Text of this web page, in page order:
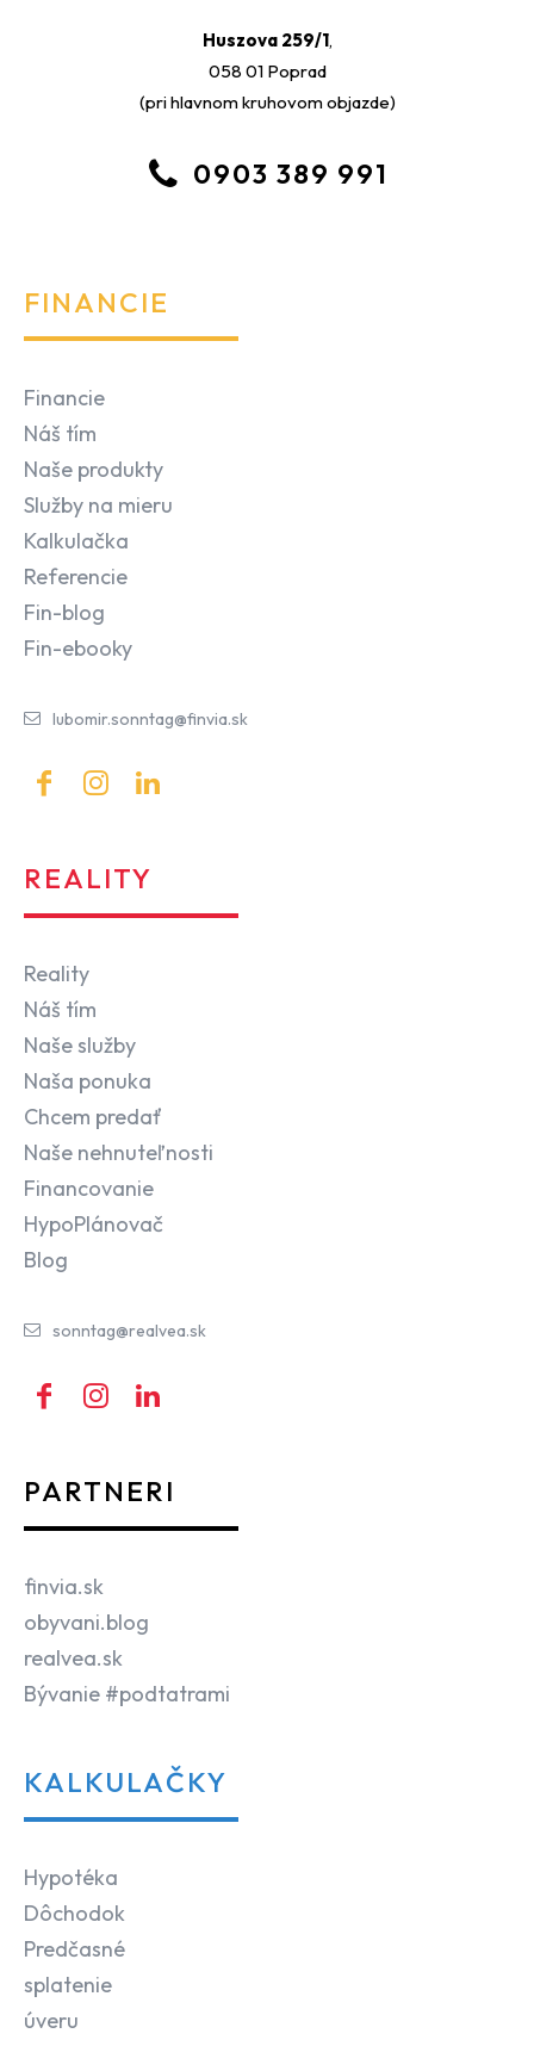
Huszova 259/1,
058 01 Poprad
(pri hlavnom kruhovom objazde)
0903 389 991
FINANCIE
Financie
Náš tím
Naše produkty
Služby na mieru
Kalkulačka
Referencie
Fin-blog
Fin-ebooky
lubomir.sonntag@finvia.sk
REALITY
Reality
Náš tím
Naše služby
Naša ponuka
Chcem predať
Naše nehnuteľnosti
Financovanie
HypoPlánovač
Blog
sonntag@realvea.sk
PARTNERI
finvia.sk
obyvani.blog
realvea.sk
Bývanie #podtatrami
KALKULAČKY
Hypotéka
Dôchodok
Predčasné
splatenie
úveru